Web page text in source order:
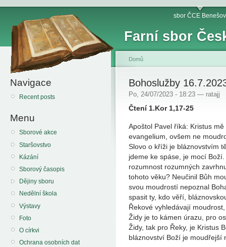
Farní sbor
sbor ČCE Benešov
Navigace
Recent posts
Menu
Sborové akce
Staršovstvo
Kázání
Sborový časopis
Dějiny sboru
Nedělní škola
Výstavy
Foto
O církvi
Ochrana osobních dat
Domů
Bohoslužby
Po, 24/07/2023 - 18:23 — ratajj
Čtení 1.Kor 1,17-25
Apoštol Pavel říká: Kristus
evangelium, ovšem ne
Slovo o kříži je bláznovstvím
jdeme ke spáse, je mocí
rozumnost rozumných
tohoto věku? Neučinil Bůh
svou moudrostí nepoznal
spasit ty, kdo věří,
Řekové vyhledávají
Židy je to kámen úrazu, pro
Židy, tak pro Řeky, je Kristus
bláznovství Boží je moudřejší